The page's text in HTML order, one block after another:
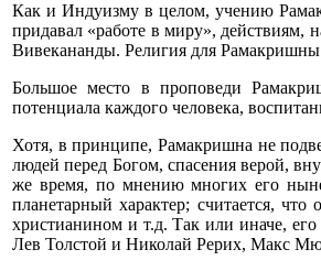
Как и Индуизму в целом, учению
придавал «работе в миру», действиям,
Вивекананды. Религия для Рамакришны
Большое место в проповеди
потенциала каждого человека,
Хотя, в принципе, Рамакришна не
людей перед Богом, спасения верой,
же время, по мнению многих его
планетарный характер; считается,
христианином и т.д. Так или иначе,
Лев Толстой и Николай Рерих, Макс